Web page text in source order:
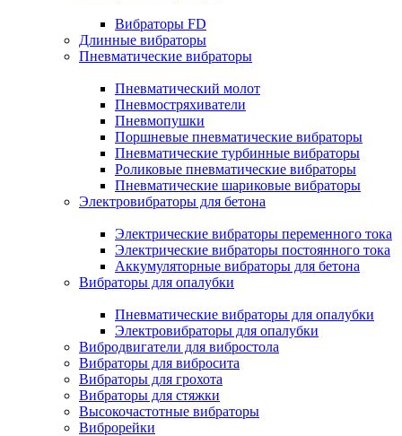
Вибраторы FD
Длинные вибраторы
Пневматические вибраторы
Пневматический молот
Пневмостряхиватели
Пневмопушки
Поршневые пневматические вибраторы
Пневматические турбинные вибраторы
Роликовые пневматические вибраторы
Пневматические шариковые вибраторы
Электровибраторы для бетона
Электрические вибраторы переменного тока
Электрические вибраторы постоянного тока
Аккумуляторные вибраторы для бетона
Вибраторы для опалубки
Пневматические вибраторы для опалубки
Электровибраторы для опалубки
Вибродвигатели для вибростола
Вибраторы для вибросита
Вибраторы для грохота
Вибраторы для стяжки
Высокочастотные вибраторы
Виброрейки